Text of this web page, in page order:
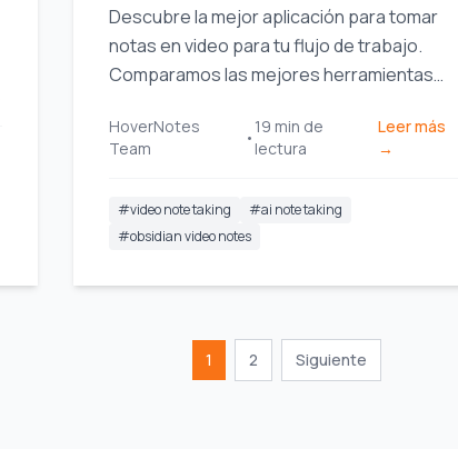
Descubre la mejor aplicación para tomar
notas en video para tu flujo de trabajo.
Comparamos las mejores herramientas
utilizan Obsidian, Notion y cursos en línea.
HoverNotes
Team
•
19 min de
lectura
Leer más
→
#video note taking #ai note taking
#obsidian video notes
1 2 Siguiente